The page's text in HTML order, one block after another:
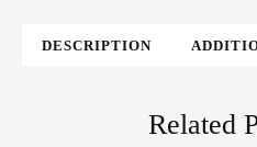
DESCRIPTION
Related